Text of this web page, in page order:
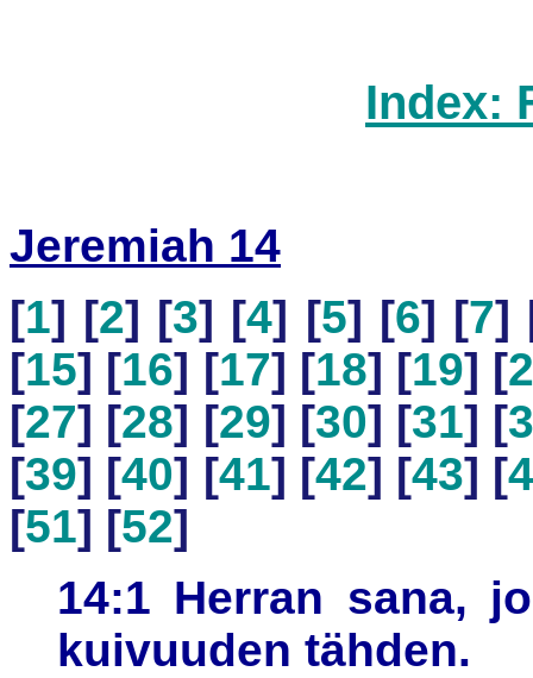
Index:
Jeremiah 14
[1] [2] [3] [4] [5] [6] [7]
[15] [16] [17] [18] [19] [
[27] [28] [29] [30] [31] [
[39] [40] [41] [42] [43] [
[51] [52]
14:1 Herran sana,
kuivuuden tähden.